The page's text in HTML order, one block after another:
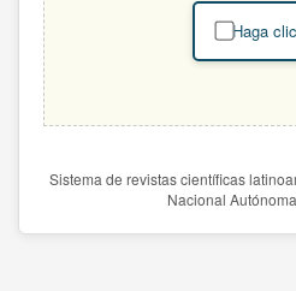
Haga
Sistema de revistas científicas
Nacional